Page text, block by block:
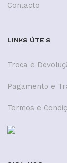
Contacto
LINKS ÚTEIS
Troca e
Pagamento e
Termos e